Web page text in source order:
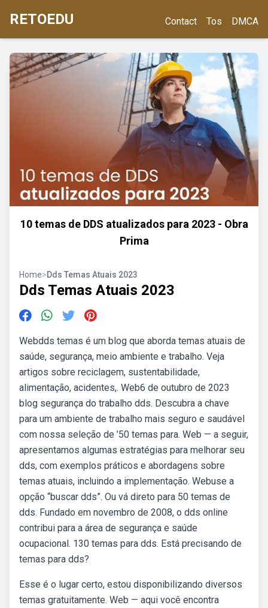
RETOEDU Contact Tos DMCA
10 temas de DDS atualizados para 2023 - Obra
Prima
Home>Dds Temas Atuais 2023
Dds Temas Atuais 2023
Webdds temas é um blog que aborda temas atuais de
saúde, segurança, meio ambiente e trabalho. Veja
artigos sobre reciclagem, sustentabilidade,
alimentação, acidentes,. Web6 de outubro de 2023
blog segurança do trabalho dds. Descubra a chave
para um ambiente de trabalho mais seguro e saudável
com nossa seleção de ’50 temas para. Web — a seguir,
apresentamos algumas estratégias para melhorar seu
dds, com exemplos práticos e abordagens sobre
temas atuais, incluindo a implementação. Webuse a
opção “buscar dds”. Ou vá direto para 50 temas de
dds. Fundado em novembro de 2008, o dds online
contribui para a área de segurança e saúde
ocupacional. 130 temas para dds. Está precisando de
temas para dds?
Esse é o lugar certo, estou disponibilizando diversos
temas gratuitamente. Web — aqui você encontra